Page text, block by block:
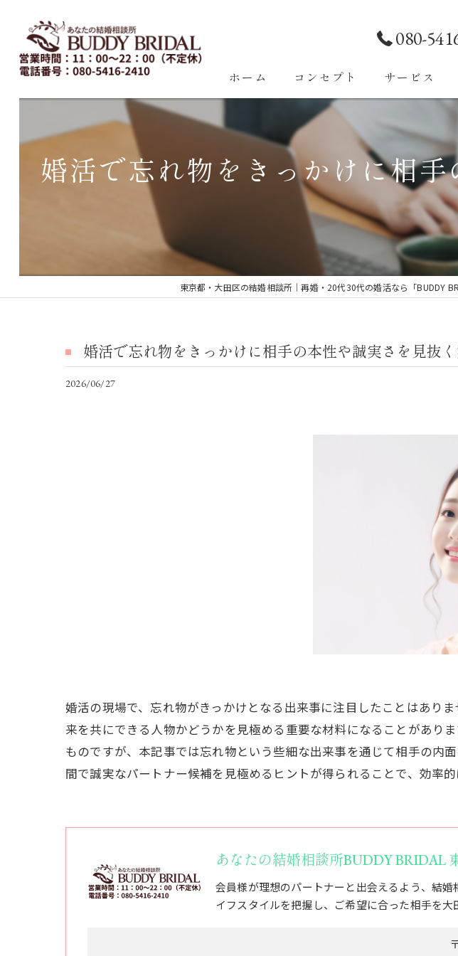
080-
ホーム コンセプト サービス
ご入会・ご入会
婚活で忘れ物をきっかけに相
東京都・大田区の結婚相談所｜再婚・20代30代の婚活なら「BUDDY
婚活で忘れ物をきっかけに相手の本性や誠実さを見抜
2026/06/27
婚活の現場で、忘れ物がきっかけとなる出来事に注目したことはあり
来を共にできる人物かどうかを見極める重要な材料になることがあり
ものですが、本記事では忘れ物という些細な出来事を通じて相手の内
間で誠実なパートナー候補を見極めるヒントが得られることで、効率
あなたの結婚相談所BUDDY BRIDAL
会員様が理想のパートナーと出会えるよう、結
イフスタイルを把握し、ご希望に合った相手を大